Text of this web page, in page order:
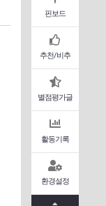
핀보드
추천/비추
별점평가글
활동기록
환경설정